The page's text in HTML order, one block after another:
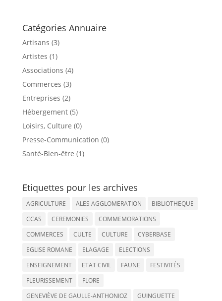
Catégories Annuaire
Artisans (3)
Artistes (1)
Associations (4)
Commerces (3)
Entreprises (2)
Hébergement (5)
Loisirs, Culture (0)
Presse-Communication (0)
Santé-Bien-être (1)
Etiquettes pour les archives
AGRICULTURE ALES AGGLOMERATION
BIBLIOTHEQUE
CCAS
CEREMONIES
COMMEMORATIONS
COMMERCES
CULTE CULTURE
CYBERBASE
EGLISE ROMANE
ELAGAGE
ELECTIONS
ENSEIGNEMENT
ETAT CIVIL FAUNE
FESTIVITÉS
FLEURISSEMENT
FLORE
GENEVIÈVE DE GAULLE-ANTHONIOZ
GUINGUETTE